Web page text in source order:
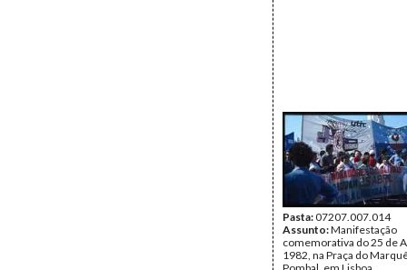
Pasta:07207.007.014
Assunto:Manifestação
comemorativa do 25 de
1982, na Praça do